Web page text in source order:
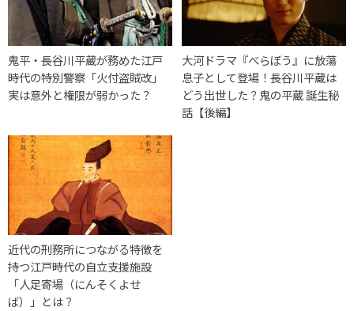
鬼平・長谷川平蔵が務めた江戸
時代の特別警察「火付盗賊改」
実は意外と権限が弱かった？
大河ドラマ『べらぼう』に放蕩
息子として登場！長谷川平蔵は
どう出世した？鬼の平蔵 誕生秘
話【後編】
近代の刑務所につながる特徴を
持つ江戸時代の自立支援施設
「人足寄場（にんそくよせ
ば）」とは？